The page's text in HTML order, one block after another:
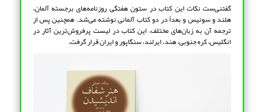
گفتنی‌ست نکات این کتاب در ستون هفتگی روزنامه‌های برجسته آلمان،
هلند و سوئیس و بعداً در دو کتاب آلمانی نوشته می‌شد. همچنین پس از
ترجمه آن به زبان‌های مختلف، این کتاب در لیست پرفروش‌ترین آثار در
انگلیس، کره جنوبی، هند، ایرلند، سنگاپور و ایران قرار گرفت.